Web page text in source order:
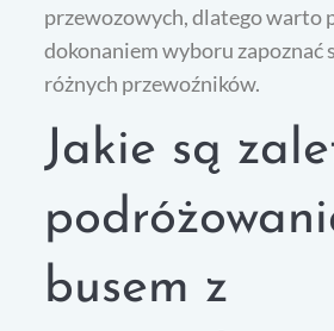
przewozowych, dlatego warto
dokonaniem wyboru zapoznać
różnych przewoźników.
Jakie są
busem z